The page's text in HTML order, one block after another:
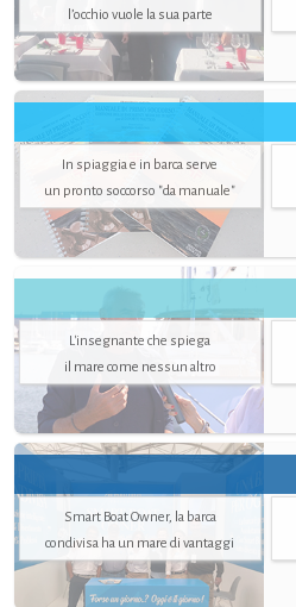
l’occhio vuole la sua parte
In spiaggia e in barca serve
un pronto soccorso "da manuale"
L'insegnante che spiega
il mare come nessun altro
Smart Boat Owner, la barca
condivisa ha un mare di vantaggi